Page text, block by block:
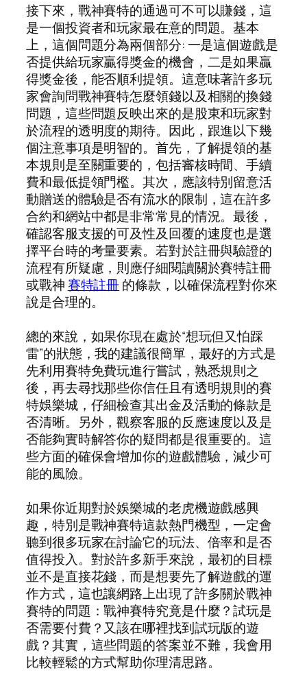
接下來，戰神賽特的通過可不可以賺錢，這
是一個投資者和玩家最在意的問題。基本
上，這個問題分為兩個部分: 一是這個遊戲是
否提供給玩家贏得獎金的機會，二是如果贏
得獎金後，能否順利提領。這意味著許多玩
家會詢問戰神賽特怎麼領錢以及相關的換錢
問題，這些問題反映出來的是股東和玩家對
於流程的透明度的期待。因此，跟進以下幾
個注意事項是明智的。首先，了解提領的基
本規則是至關重要的，包括審核時間、手續
費和最低提領門檻。其次，應該特別留意活
動贈送的體驗是否有流水的限制，這在許多
合約和網站中都是非常常見的情況。最後，
確認客服支援的可及性及回覆的速度也是選
擇平台時的考量要素。若對於註冊與驗證的
流程有所疑慮，則應仔細閱讀關於賽特註冊
或戰神賽特註冊的條款，以確保流程對你來
說是合理的。
總的來說，如果你現在處於“想玩但又怕踩
雷”的狀態，我的建議很簡單，最好的方式是
先利用賽特免費玩進行嘗試，熟悉規則之
後，再去尋找那些你信任且有透明規則的賽
特娛樂城，仔細檢查其出金及活動的條款是
否清晰。另外，觀察客服的反應速度以及是
否能夠實時解答你的疑問都是很重要的。這
些方面的確保會增加你的遊戲體驗，減少可
能的風險。
如果你近期對於娛樂城的老虎機遊戲感興
趣，特別是戰神賽特這款熱門機型，一定會
聽到很多玩家在討論它的玩法、倍率和是否
值得投入。對於許多新手來說，最初的目標
並不是直接花錢，而是想要先了解遊戲的運
作方式，這也讓網路上出現了許多關於戰神
賽特的問題：戰神賽特究竟是什麼？試玩是
否需要付費？又該在哪裡找到試玩版的遊
戲？其實，這些問題的答案並不難，我會用
比較輕鬆的方式幫助你理清思路。